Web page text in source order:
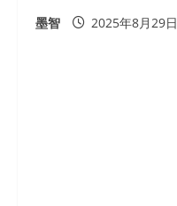
墨智 2025年8月29日